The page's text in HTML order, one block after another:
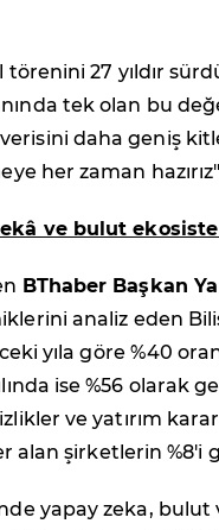
törenini 27 yıldır
tek olan bu
daha geniş
her zaman
ve bulut
BThaber Başkan
analiz eden
yıla göre %40
ise %56
ve yatırım
alan şirketlerin %8'i
yapay zeka,